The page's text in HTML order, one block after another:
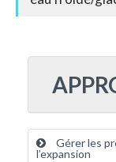
Gérer les
l’expansion